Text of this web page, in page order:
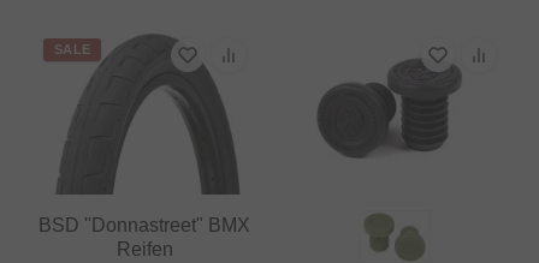
SALE
BSD "Donnastreet" BMX
Reifen